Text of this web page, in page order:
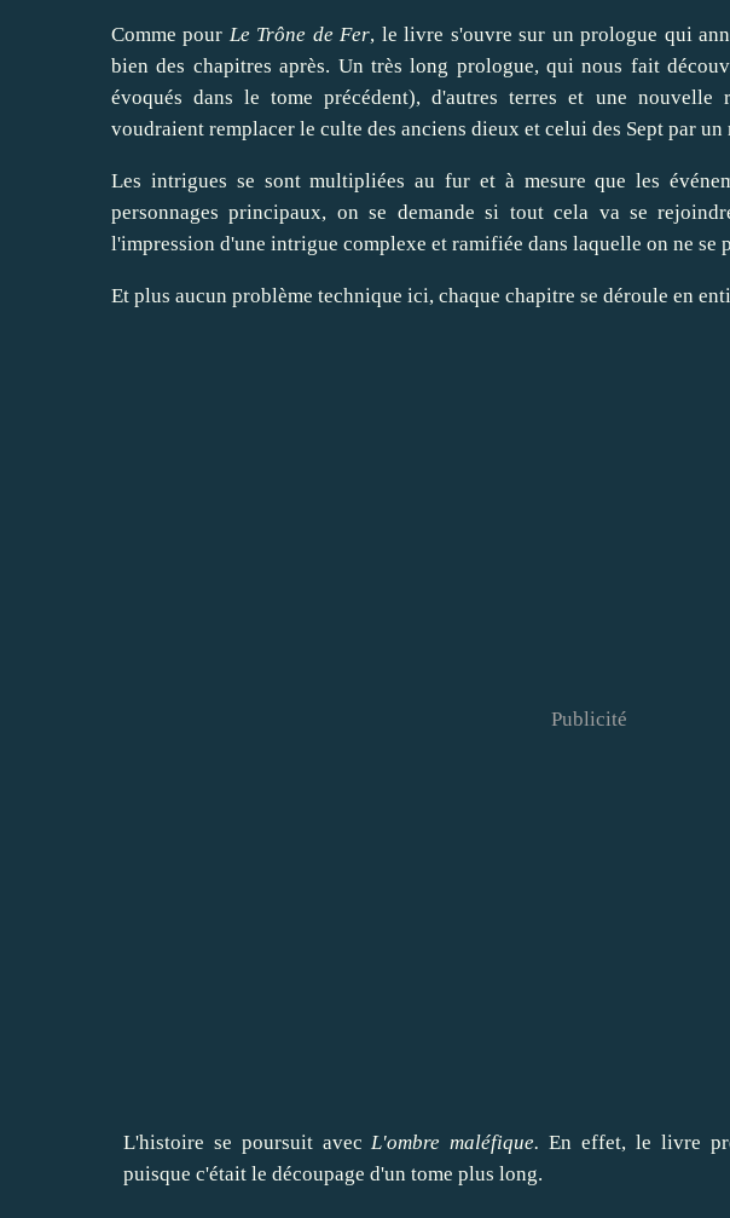
Comme pour Le Trône de Fer, le livre s'ouvre sur un prologue qui
bien des chapitres après. Un très long prologue, qui nous fait
évoqués dans le tome précédent), d'autres terres et une
voudraient remplacer le culte des anciens dieux et celui des Sept par
Les intrigues se sont multipliées au fur et à mesure que les
personnages principaux, on se demande si tout cela va se
l'impression d'une intrigue complexe et ramifiée dans laquelle on ne se
Et plus aucun problème technique ici, chaque chapitre se déroule en
Publicité
L'histoire se poursuit avec L'ombre maléfique. En effet, le livre
puisque c'était le découpage d'un tome plus long.